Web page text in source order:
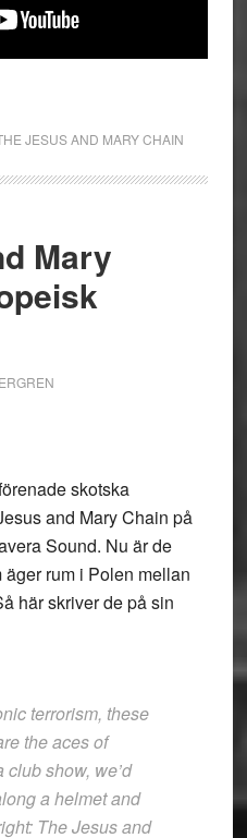
JESUS AND MARY CHAIN
Mary
skotska
and Mary Chain på
Sound. Nu är de
rum i Polen mellan
här skriver de på sin
terrorism, these
the aces of
show, we’d
a helmet and
The Jesus and